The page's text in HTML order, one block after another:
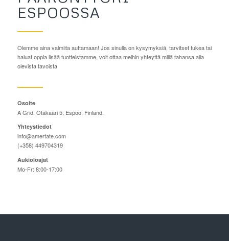
ESPOOSSA
Olemme aina valmiita auttamaan! Jos sinulla on kysymyksiä, tarvitset tukea tai
haluat oppia lisää tuotteistamme, voit ottaa meihin yhteyttä millä tahansa alla
olevista tavoista
Osoite
A Grid, Otakaari 5, Espoo, Finland,
Yhteystiedot
info@amertate.com
(+358) 449704319
Aukioloajat
Mo-Fr: 8:00-17:00